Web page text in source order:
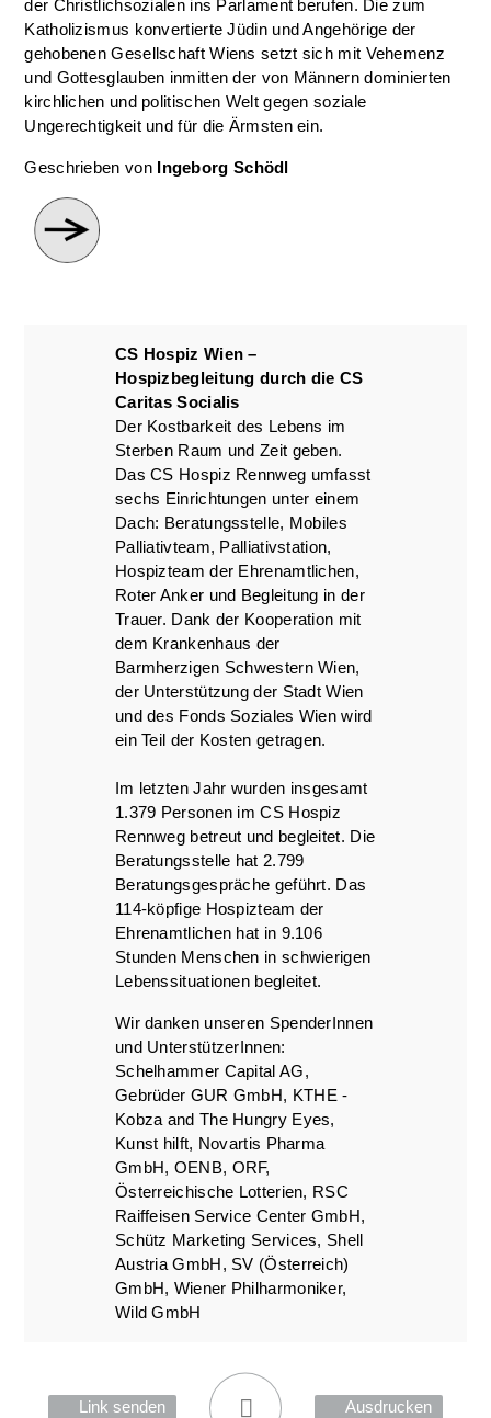
der Christlichsozialen ins Parlament berufen. Die zum
Katholizismus konvertierte Jüdin und Angehörige der
gehobenen Gesellschaft Wiens setzt sich mit Vehemenz
und Gottesglauben inmitten der von Männern dominierten
kirchlichen und politischen Welt gegen soziale
Ungerechtigkeit und für die Ärmsten ein.
Geschrieben von Ingeborg Schödl
CS Hospiz Wien –
Hospizbegleitung durch die CS
Caritas Socialis
Der Kostbarkeit des Lebens im
Sterben Raum und Zeit geben.
Das CS Hospiz Rennweg umfasst
sechs Einrichtungen unter einem
Dach: Beratungsstelle, Mobiles
Palliativteam, Palliativstation,
Hospizteam der Ehrenamtlichen,
Roter Anker und Begleitung in der
Trauer. Dank der Kooperation mit
dem Krankenhaus der
Barmherzigen Schwestern Wien,
der Unterstützung der Stadt Wien
und des Fonds Soziales Wien wird
ein Teil der Kosten getragen.
Im letzten Jahr wurden insgesamt
1.379 Personen im CS Hospiz
Rennweg betreut und begleitet. Die
Beratungsstelle hat 2.799
Beratungsgespräche geführt. Das
114-köpfige Hospizteam der
Ehrenamtlichen hat in 9.106
Stunden Menschen in schwierigen
Lebenssituationen begleitet.
Wir danken unseren SpenderInnen
und UnterstützerInnen:
Schelhammer Capital AG,
Gebrüder GUR GmbH, KTHE -
Kobza and The Hungry Eyes,
Kunst hilft, Novartis Pharma
GmbH, OENB, ORF,
Österreichische Lotterien, RSC
Raiffeisen Service Center GmbH,
Schütz Marketing Services, Shell
Austria GmbH, SV (Österreich)
GmbH, Wiener Philharmoniker,
Wild GmbH
Link senden Ausdrucken